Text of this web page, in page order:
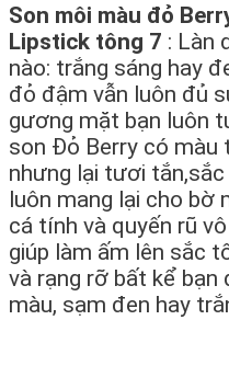
Son môi màu đỏ
Lipstick tông 7 : Làn
nào: trắng sáng hay
đỏ đậm vẫn luôn đủ
gương mặt bạn luôn
son Đỏ Berry có
nhưng lại tươi
luôn mang lại cho bờ
cá tính và quyến rũ
giúp làm ấm lên sắc
và rạng rỡ bất kể
màu, sạm đen hay